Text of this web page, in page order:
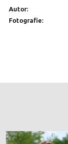
Autor:
Fotografie: